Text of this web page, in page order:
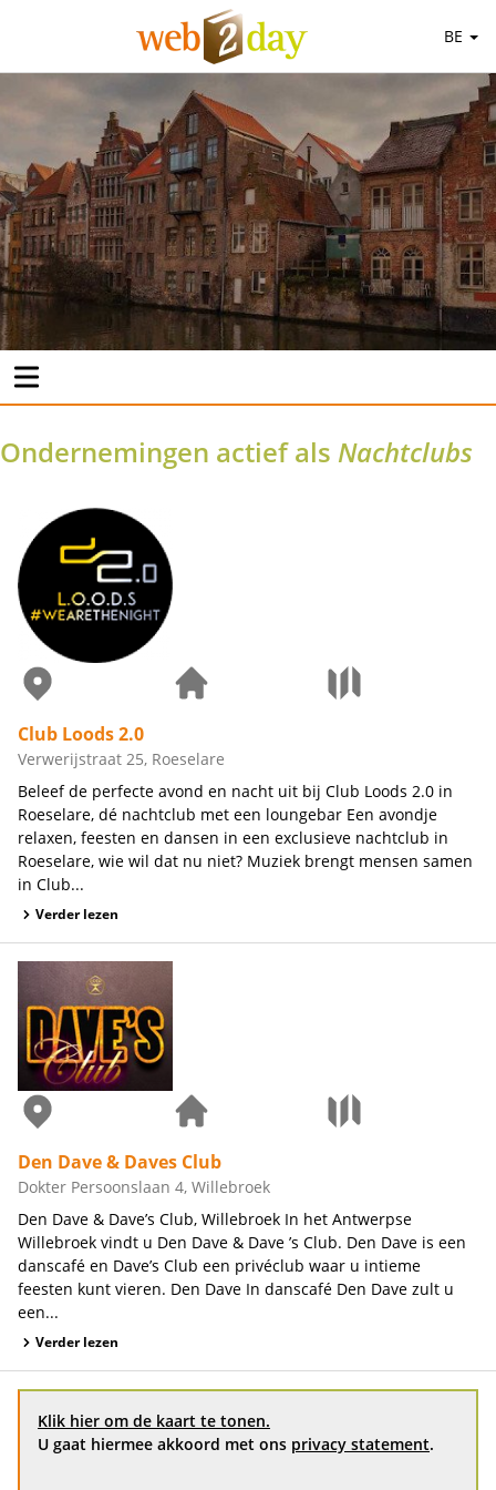
BE
Ondernemingen actief als Nachtclubs
Club Loods 2.0
Verwerijstraat 25, Roeselare
Beleef de perfecte avond en nacht uit bij Club Loods 2.0 in
Roeselare, dé nachtclub met een loungebar Een avondje
relaxen, feesten en dansen in een exclusieve nachtclub in
Roeselare, wie wil dat nu niet? Muziek brengt mensen samen
in Club...
Verder lezen
Den Dave & Daves Club
Dokter Persoonslaan 4, Willebroek
Den Dave & Dave’s Club, Willebroek In het Antwerpse
Willebroek vindt u Den Dave & Dave ’s Club. Den Dave is een
danscafé en Dave’s Club een privéclub waar u intieme
feesten kunt vieren. Den Dave In danscafé Den Dave zult u
een...
Verder lezen
Klik hier om de kaart te tonen.
U gaat hiermee akkoord met ons privacy statement.